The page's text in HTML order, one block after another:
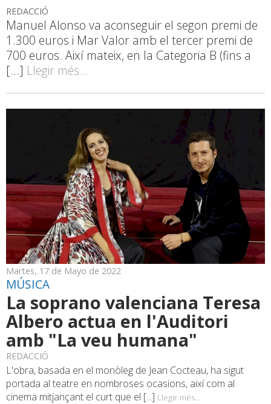
REDACCIÓ
Manuel Alonso va aconseguir el segon premi de
1.300 euros i Mar Valor amb el tercer premi de
700 euros. Així mateix, en la Categoria B (fins a
[...] Llegir més...
Martes, 17 de Mayo de 2022
MÚSICA
La soprano valenciana Teresa
Albero actua en l'Auditori
amb "La veu humana"
REDACCIÓ
L'obra, basada en el monòleg de Jean Cocteau, ha sigut
portada al teatre en nombroses ocasions, així com al
cinema mitjançant el curt que el [...] Llegir més...